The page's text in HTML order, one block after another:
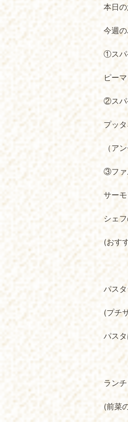
本日
今週
①スパ
ピー
②スパ
プッ
（ア
③ファ
サー
シェ
(おす
パスタ
(プチ
パス
ラン
(前菜